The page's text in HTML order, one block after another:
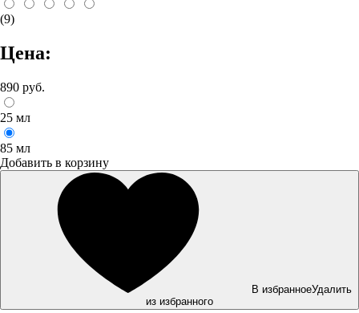
(9)
Цена:
890 руб.
25 мл
85 мл
Добавить в корзину
В избранноеУдалить
из избранного